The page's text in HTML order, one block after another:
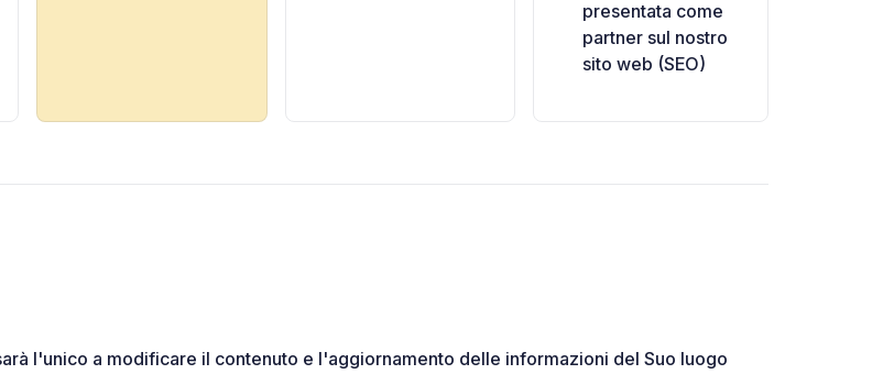
presentata come
partner sul nostro
sito web (SEO)
l'unico a modificare il contenuto e l'aggiornamento delle informazioni del Suo luogo